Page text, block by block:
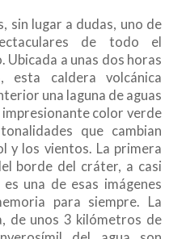
sin lugar a dudas, uno de
de todo el
a unas dos horas
esta caldera volcánica
una laguna de aguas
impresionante color verde
que cambian
y los vientos. La primera
borde del cráter, a casi
una de esas imágenes
para siempre. La
de unos 3 kilómetros de